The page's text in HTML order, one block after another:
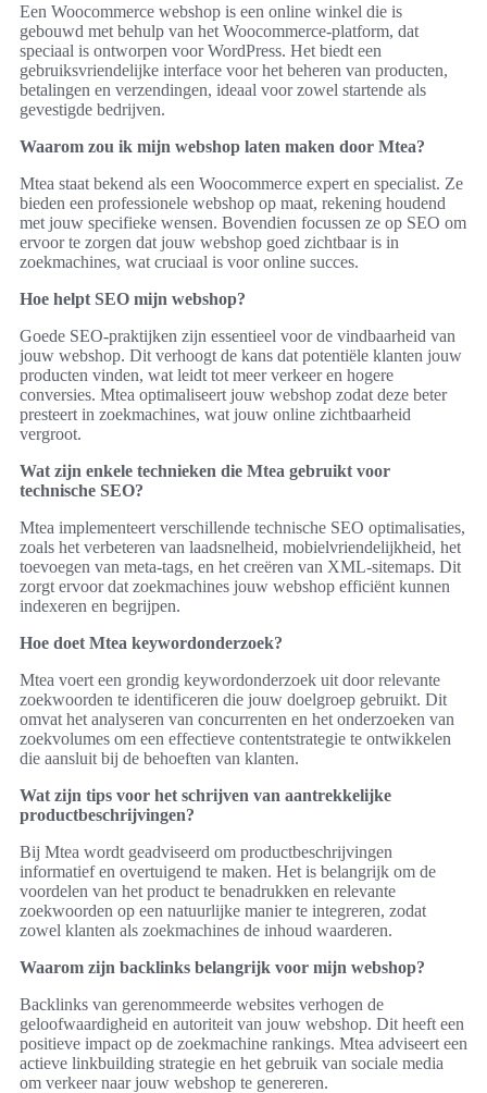
Een Woocommerce webshop is een online winkel die is
gebouwd met behulp van het Woocommerce-platform, dat
speciaal is ontworpen voor WordPress. Het biedt een
gebruiksvriendelijke interface voor het beheren van producten,
betalingen en verzendingen, ideaal voor zowel startende als
gevestigde bedrijven.
Waarom zou ik mijn webshop laten maken door Mtea?
Mtea staat bekend als een Woocommerce expert en specialist. Ze
bieden een professionele webshop op maat, rekening houdend
met jouw specifieke wensen. Bovendien focussen ze op SEO om
ervoor te zorgen dat jouw webshop goed zichtbaar is in
zoekmachines, wat cruciaal is voor online succes.
Hoe helpt SEO mijn webshop?
Goede SEO-praktijken zijn essentieel voor de vindbaarheid van
jouw webshop. Dit verhoogt de kans dat potentiële klanten jouw
producten vinden, wat leidt tot meer verkeer en hogere
conversies. Mtea optimaliseert jouw webshop zodat deze beter
presteert in zoekmachines, wat jouw online zichtbaarheid
vergroot.
Wat zijn enkele technieken die Mtea gebruikt voor
technische SEO?
Mtea implementeert verschillende technische SEO optimalisaties,
zoals het verbeteren van laadsnelheid, mobielvriendelijkheid, het
toevoegen van meta-tags, en het creëren van XML-sitemaps. Dit
zorgt ervoor dat zoekmachines jouw webshop efficiënt kunnen
indexeren en begrijpen.
Hoe doet Mtea keywordonderzoek?
Mtea voert een grondig keywordonderzoek uit door relevante
zoekwoorden te identificeren die jouw doelgroep gebruikt. Dit
omvat het analyseren van concurrenten en het onderzoeken van
zoekvolumes om een effectieve contentstrategie te ontwikkelen
die aansluit bij de behoeften van klanten.
Wat zijn tips voor het schrijven van aantrekkelijke
productbeschrijvingen?
Bij Mtea wordt geadviseerd om productbeschrijvingen
informatief en overtuigend te maken. Het is belangrijk om de
voordelen van het product te benadrukken en relevante
zoekwoorden op een natuurlijke manier te integreren, zodat
zowel klanten als zoekmachines de inhoud waarderen.
Waarom zijn backlinks belangrijk voor mijn webshop?
Backlinks van gerenommeerde websites verhogen de
geloofwaardigheid en autoriteit van jouw webshop. Dit heeft een
positieve impact op de zoekmachine rankings. Mtea adviseert een
actieve linkbuilding strategie en het gebruik van sociale media
om verkeer naar jouw webshop te genereren.